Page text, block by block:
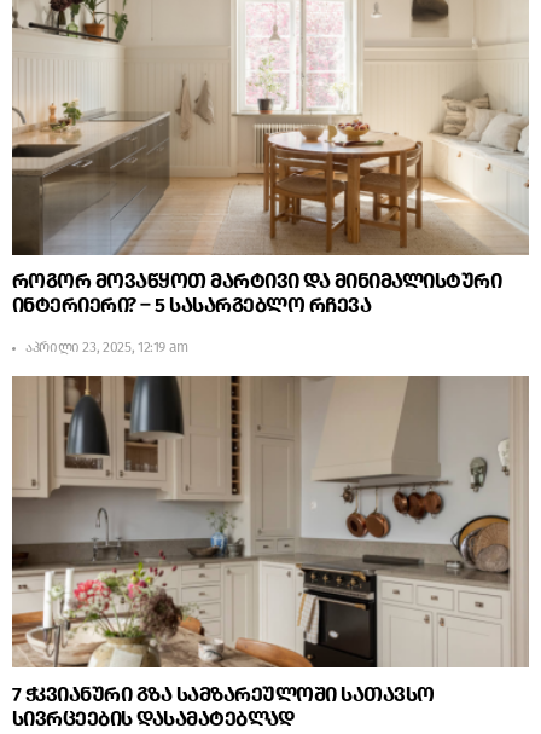
როგორ მოვაწყოთ მარტივი და მინიმალისტური
ინტერიერი? – 5 სასარგებლო რჩევა
აპრილი 23, 2025, 12:19 am
7 ჭკვიანური გზა სამზარეულოში სათავსო
სივრცეების დასამატებლად